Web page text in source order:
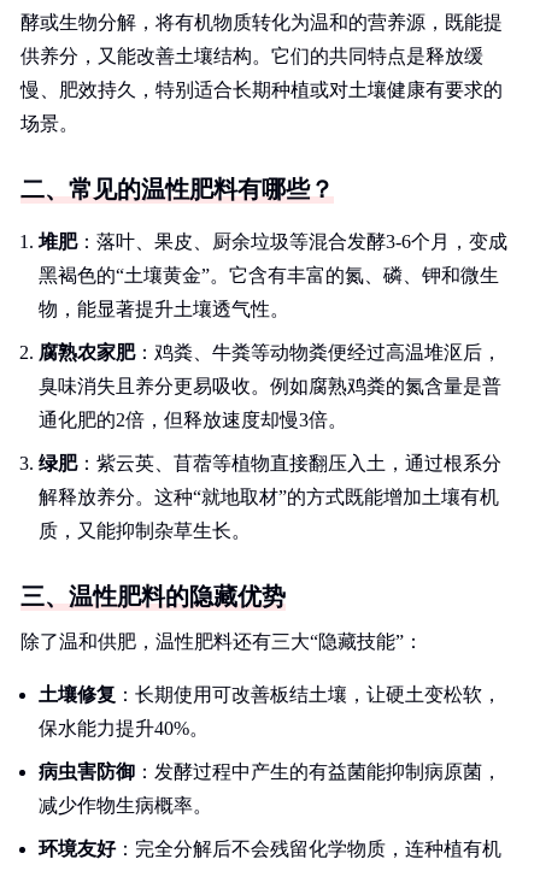
酵或生物分解，将有机物质转化为温和的营养源，既能提
供养分，又能改善土壤结构。它们的共同特点是释放缓
慢、肥效持久，特别适合长期种植或对土壤健康有要求的
场景。
二、常见的温性肥料有哪些？
堆肥：落叶、果皮、厨余垃圾等混合发酵3-6个月，变成
黑褐色的“土壤黄金”。它含有丰富的氮、磷、钾和微生
物，能显著提升土壤透气性。
腐熟农家肥：鸡粪、牛粪等动物粪便经过高温堆沤后，
臭味消失且养分更易吸收。例如腐熟鸡粪的氮含量是普
通化肥的2倍，但释放速度却慢3倍。
绿肥：紫云英、苜蓿等植物直接翻压入土，通过根系分
解释放养分。这种“就地取材”的方式既能增加土壤有机
质，又能抑制杂草生长。
三、温性肥料的隐藏优势
除了温和供肥，温性肥料还有三大“隐藏技能”：
土壤修复 ：长期使用可改善板结土壤，让硬土变松软，
保水能力提升40%。
病虫害防御 ：发酵过程中产生的有益菌能抑制病原菌，
减少作物生病概率。
环境友好：完全分解后不会残留化学物质，连种植有机